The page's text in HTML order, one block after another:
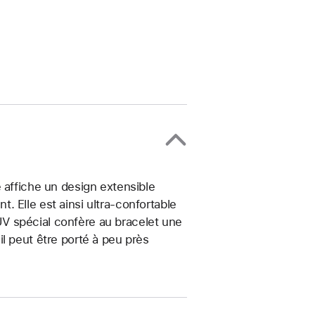
un design extensible
Elle est ainsi ultra-confortable
spécial confère au bracelet une
peut être porté à peu près